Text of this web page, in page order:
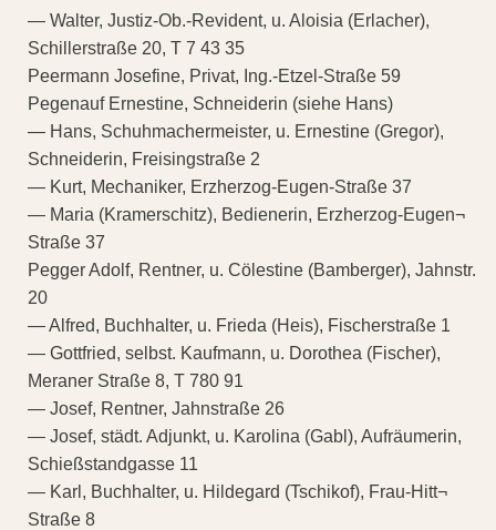
— Walter, Justiz-Ob.-Revident, u. Aloisia (Erlacher),
Schillerstraße 20, T 7 43 35
Peermann Josefine, Privat, Ing.-Etzel-Straße 59
Pegenauf Ernestine, Schneiderin (siehe Hans)
— Hans, Schuhmachermeister, u. Ernestine (Gregor),
Schneiderin, Freisingstraße 2
— Kurt, Mechaniker, Erzherzog-Eugen-Straße 37
— Maria (Kramerschitz), Bedienerin, Erzherzog-Eugen¬
Straße 37
Pegger Adolf, Rentner, u. Cölestine (Bamberger), Jahnstr.
20
— Alfred, Buchhalter, u. Frieda (Heis), Fischerstraße 1
— Gottfried, selbst. Kaufmann, u. Dorothea (Fischer),
Meraner Straße 8, T 780 91
— Josef, Rentner, Jahnstraße 26
— Josef, städt. Adjunkt, u. Karolina (Gabl), Aufräumerin,
Schießstandgasse 11
— Karl, Buchhalter, u. Hildegard (Tschikof), Frau-Hitt¬
Straße 8